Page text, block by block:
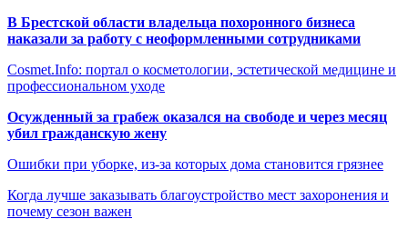
В Брестской области владельца похоронного бизнеса
наказали за работу с неоформленными сотрудниками
Cosmet.Info: портал о косметологии, эстетической медицине и
профессиональном уходе
Осужденный за грабеж оказался на свободе и через месяц
убил гражданскую жену
Ошибки при уборке, из-за которых дома становится грязнее
Когда лучше заказывать благоустройство мест захоронения и
почему сезон важен